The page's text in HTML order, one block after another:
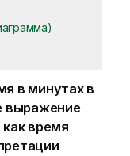
в минутах в
выражение
время